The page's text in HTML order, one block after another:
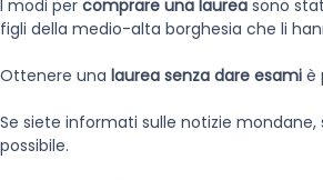
I modi per comprare una laurea sono
figli della medio-alta borghesia che li
Ottenere una laurea senza dare esami è
Se siete informati sulle notizie
possibile.